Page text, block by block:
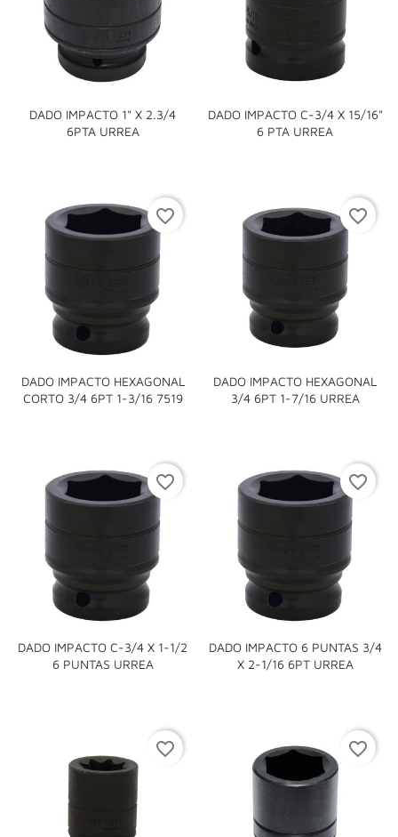
DADO IMPACTO 1" X 2.3/4
6PTA URREA
DADO IMPACTO C-3/4 X 15/16"
6 PTA URREA
DADO IMPACTO HEXAGONAL
CORTO 3/4 6PT 1-3/16 7519
favorite_border
DADO IMPACTO HEXAGONAL
3/4 6PT 1-7/16 URREA
favorite_border
DADO IMPACTO C-3/4 X 1-1/2
6 PUNTAS URREA
favorite_border
DADO IMPACTO 6 PUNTAS 3/4
X 2-1/16 6PT URREA
favorite_border
favorite_border favorite_border